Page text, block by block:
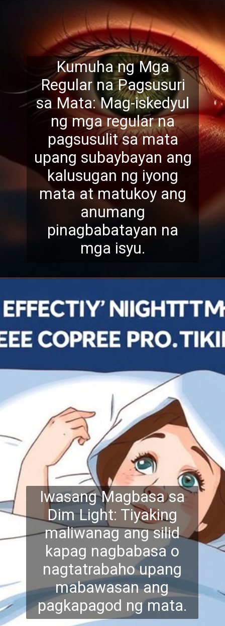
Kumuha ng Mga
Regular na Pagsusuri
sa Mata: Mag-iskedyul
ng mga regular na
pagsusulit sa mata
upang subaybayan ang
kalusugan ng iyong
mata at matukoy ang
anumang
pinagbabatayan na
mga isyu.
Iwasang Magbasa sa
Dim Light: Tiyaking
maliwanag ang silid
kapag nagbabasa o
nagtatrabaho upang
mabawasan ang
pagkapagod ng mata.